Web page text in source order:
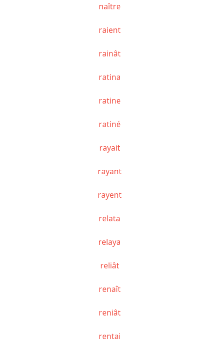
naître
raient
rainât
ratina
ratine
ratiné
rayait
rayant
rayent
relata
relaya
reliât
renaît
reniât
rentai